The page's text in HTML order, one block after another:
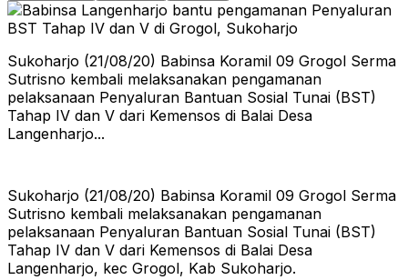
Sukoharjo (21/08/20) Babinsa Koramil 09 Grogol Serma
Sutrisno kembali melaksanakan pengamanan
pelaksanaan Penyaluran Bantuan Sosial Tunai (BST)
Tahap IV dan V dari Kemensos di Balai Desa
Langenharjo...
Sukoharjo (21/08/20) Babinsa Koramil 09 Grogol Serma
Sutrisno kembali melaksanakan pengamanan
pelaksanaan Penyaluran Bantuan Sosial Tunai (BST)
Tahap IV dan V dari Kemensos di Balai Desa
Langenharjo, kec Grogol, Kab Sukoharjo.